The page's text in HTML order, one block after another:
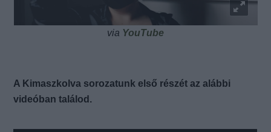
via YouTube
A Kimaszkolva sorozatunk első részét az alábbi
videóban találod.